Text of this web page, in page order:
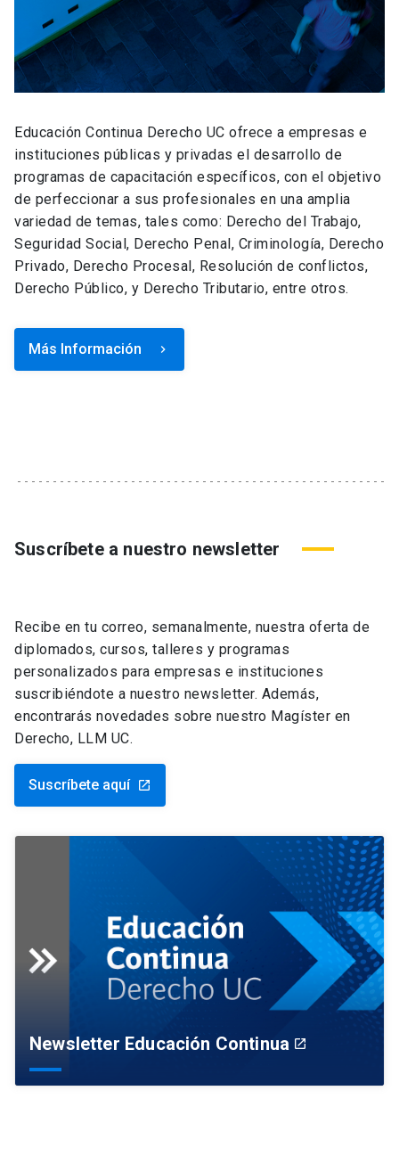
Educación Continua Derecho UC ofrece a empresas e
instituciones públicas y privadas el desarrollo de
programas de capacitación específicos, con el objetivo
de perfeccionar a sus profesionales en una amplia
variedad de temas, tales como: Derecho del Trabajo,
Seguridad Social, Derecho Penal, Criminología, Derecho
Privado, Derecho Procesal, Resolución de conflictos,
Derecho Público, y Derecho Tributario, entre otros.
Más Información keyboard_arrow_right
Suscríbete a nuestro newsletter
Recibe en tu correo, semanalmente, nuestra oferta de
diplomados, cursos, talleres y programas
personalizados para empresas e instituciones
suscribiéndote a nuestro newsletter. Además,
encontrarás novedades sobre nuestro Magíster en
Derecho, LLM UC.
Suscríbete aquí launch
Newsletter Educación Continua launch